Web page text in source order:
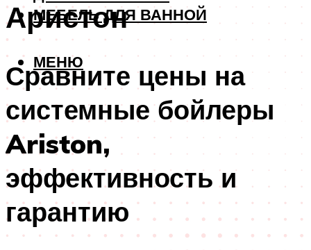
МЕБЕЛЬ ДЛЯ ВАННОЙ
МЕНЮ
Аристон
Сравните цены на
системные бойлеры
Ariston,
эффективность и
гарантию